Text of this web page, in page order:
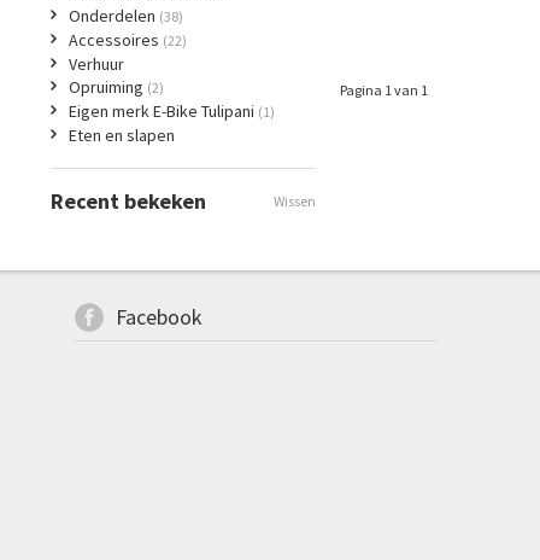
Pagina 1 van 1
Onderdelen (38)
Accessoires (22)
Verhuur
Opruiming (2)
Eigen merk E-Bike Tulipani (1)
Eten en slapen
Recent bekeken Wissen
Facebook